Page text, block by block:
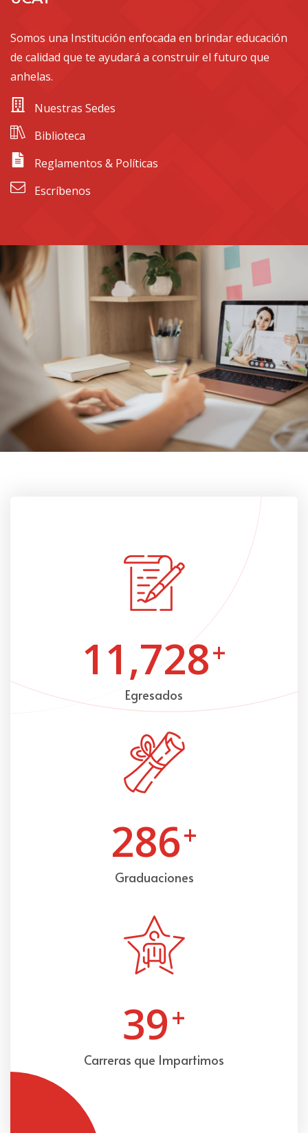
Somos una Institución enfocada en brindar educación
de calidad que te ayudará a construir el futuro que
anhelas.
Nuestras Sedes
Biblioteca
Reglamentos & Políticas
Escríbenos
11,728+
Egresados
286+
Graduaciones
39+
Carreras que Impartimos